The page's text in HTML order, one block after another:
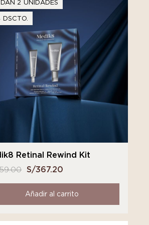
2 UNIDADES
Retinal Rewind Kit
El
precio
original
era:
S/367.20
precio
actual
es:
Añadir al carrito